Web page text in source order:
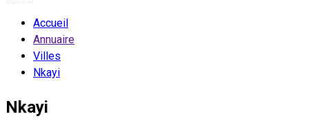
Accueil
Annuaire
Villes
Nkayi
Nkayi